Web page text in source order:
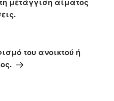
του ανοικτού ή